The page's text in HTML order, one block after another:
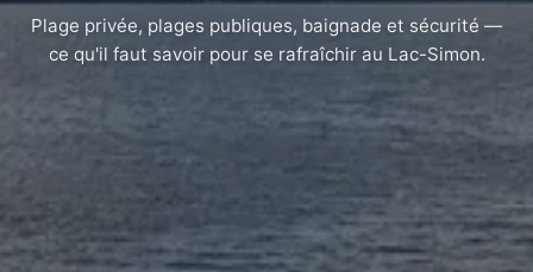
Plage privée, plages publiques, baignade et sécurité —
ce qu'il faut savoir pour se rafraîchir au Lac-Simon.